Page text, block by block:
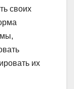
своих
их